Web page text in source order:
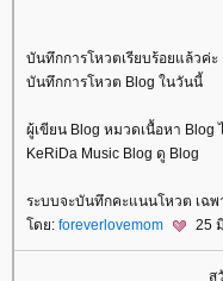
บันทึกการโหวตเรียบร้อยแล้วค่ะ
บันทึกการโหวต Blog ในวันนี้
ผู้เขียน Blog หมวดเนื้อหา Blog
KeRiDa Music Blog ดู Blog
ระบบจะบันทึกคะแนนโหวต เฉ
ดย: foreverlovemom 25
ส